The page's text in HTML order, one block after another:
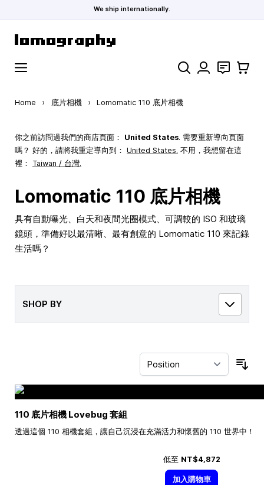
We ship internationally.
Search 聯絡 購物車
Home › 底片相機 › Lomomatic 110 底片相機
你之前訪問過我們的商店頁面： United States. 需要重新導向頁面
嗎？ 好的，請將我重定導向到： United States. 不用，我想留在這
裡： Taiwan / 台灣.
Lomomatic 110 底片相機
具有自動曝光、白天和夜間光圈模式、可調較的 ISO 和玻璃
鏡頭，準備好以最清晰、最有創意的 Lomomatic 110 來記錄
生活嗎？
SHOP BY
110 底片相機 Lovebug 套組
透過這個 110 相機套組，讓自己沉浸在充滿活力和懷舊的 110 世界中！
低至 NT$4,872
加入購物車